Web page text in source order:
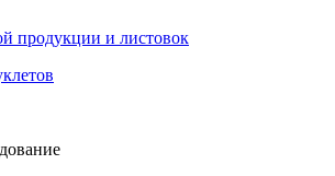
продукции и листовок